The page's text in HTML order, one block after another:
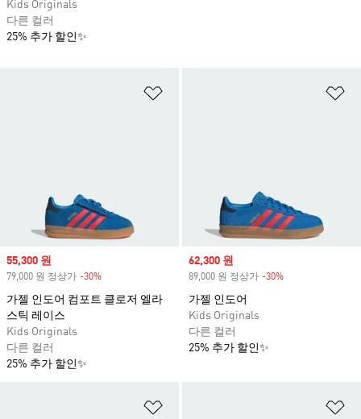
Sale price
55,300 원
79,000 원 정상가 -30%
가젤 인도어 컴포트 클로저 엘라
스틱 레이스
Kids Originals
다른 컬러
25% 추가 할인✨
Sale price
62,300 원
89,000 원 정상가 -30%
가젤 인도어
Kids Originals
다른 컬러
25% 추가 할인✨
Kids Originals
다른 컬러
25% 추가 할인✨